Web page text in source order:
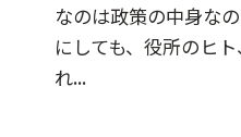
なのは政策の中身な
にしても、役所のヒ
れ...